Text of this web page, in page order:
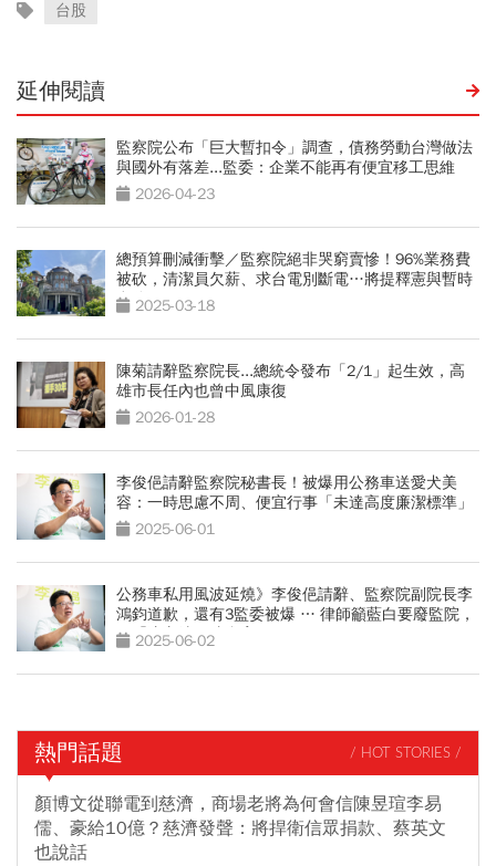
台股
延伸閱讀
監察院公布「巨大暫扣令」調查，債務勞動台灣做法
與國外有落差...監委：企業不能再有便宜移工思維
2026-04-23
總預算刪減衝擊／監察院絕非哭窮賣慘！96%業務費
被砍，清潔員欠薪、求台電別斷電…將提釋憲與暫時
處分2025-03-18
陳菊請辭監察院長...總統令發布「2/1」起生效，高
雄市長任內也曾中風康復
2026-01-28
李俊俋請辭監察院秘書長！被爆用公務車送愛犬美
容：一時思慮不周、便宜行事「未達高度廉潔標準」
2025-06-01
公務車私用風波延燒》李俊俋請辭、監察院副院長李
鴻鈞道歉，還有3監委被爆 … 律師籲藍白要廢監院，
用「這方法」才合憲
2025-06-02
熱門話題 / HOT STORIES /
顏博文從聯電到慈濟，商場老將為何會信陳昱瑄李易
儒、豪給10億？慈濟發聲：將捍衛信眾捐款、蔡英文
也說話